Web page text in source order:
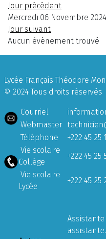
Jour précédent
Mercredi 06 Novembre 2024
Jour suivant
Aucun évènement trouvé
Lycée Français Théodore
© 2024 Tous droits réservés
Courriel
Webmaster
Téléphone
+222 45 25
Vie scolaire
Collège
+222 45 25
Vie scolaire
Lycée
+222 45 25